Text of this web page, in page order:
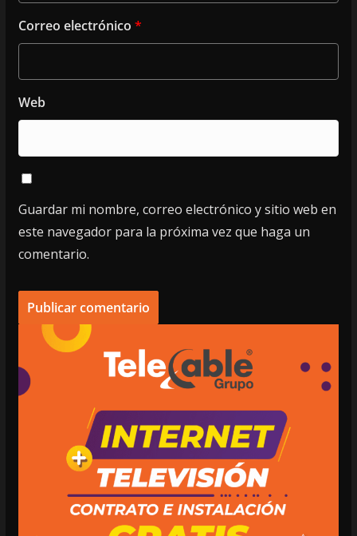
Correo electrónico *
Web
Guardar mi nombre, correo electrónico y sitio web en
este navegador para la próxima vez que haga un
comentario.